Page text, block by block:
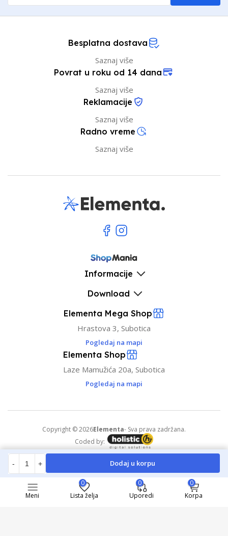
Meni
0
Lista želja
0
Uporedi
0
Korpa
- + Dodaj u korpu
Besplatna dostava
Saznaj više
Povrat u roku od 14 dana
Saznaj više
Reklamacije
Saznaj više
Radno vreme
Saznaj više
Informacije
Download
Elementa Mega Shop
Hrastova 3, Subotica
Pogledaj na mapi
Elementa Shop
Laze Mamužića 20a, Subotica
Pogledaj na mapi
Copyright © 2026Elementa- Sva prava zadržana.
Coded by: